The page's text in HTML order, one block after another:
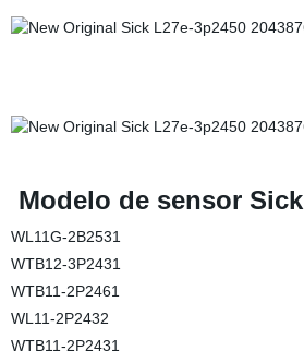
Modelo de sensor Sick
WL11G-2B2531
WTB12-3P2431
WTB11-2P2461
WL11-2P2432
WTB11-2P2431